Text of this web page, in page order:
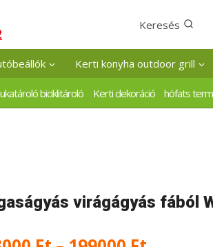
Keresés
Kerti konyha outdoor grill
biciklitároló Kerti dekoráció höfats
virágágyás fából